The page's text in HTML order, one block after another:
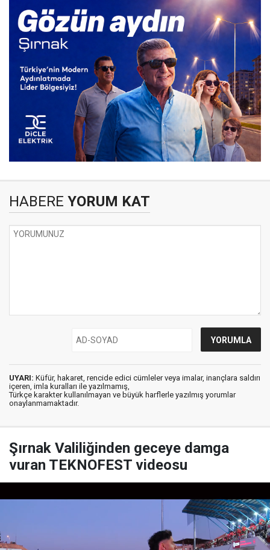
HABERE YORUM KAT
UYARI: Küfür, hakaret, rencide edici cümleler veya imalar, inançlara saldırı
içeren, imla kuralları ile yazılmamış,
Türkçe karakter kullanılmayan ve büyük harflerle yazılmış yorumlar
onaylanmamaktadır.
Şırnak Valiliğinden geceye damga
vuran TEKNOFEST videosu